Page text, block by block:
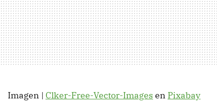
Imagen | Clker-Free-Vector-Images en Pixabay